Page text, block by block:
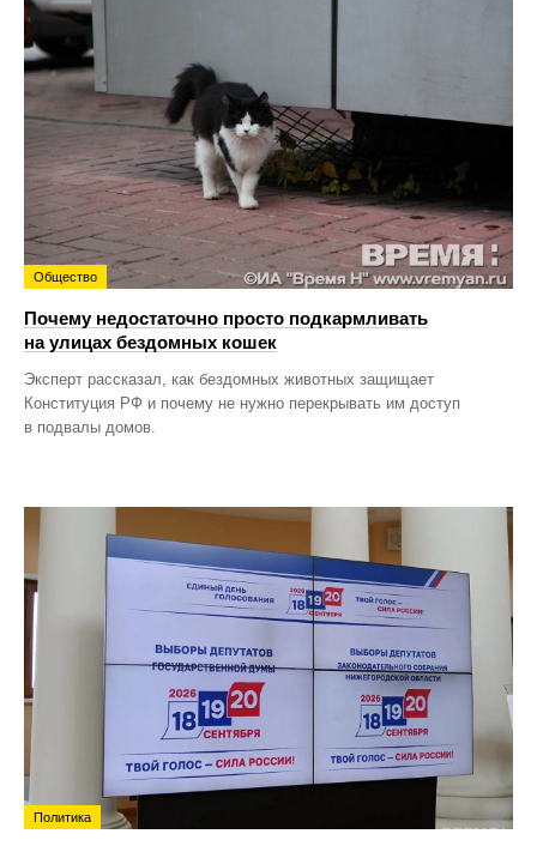
Общество
Почему недостаточно просто подкармливать
на улицах бездомных кошек
Эксперт рассказал, как бездомных животных защищает
Конституция РФ и почему не нужно перекрывать им доступ
в подвалы домов.
Политика